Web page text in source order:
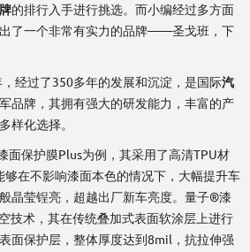
的排行入手进行挑选。而小编经过多方面
了一个非常有实力的品牌——圣戈班，下
过了350多年的发展和沉淀，是国际汽
品牌，其拥有强大的研发能力，丰富的产
样化选择。
保护膜Plus为例，其采用了高清TPU材
够在不影响漆面本色的情况下，大幅提升车
晶莹锃亮，超越出厂新车亮度。量子®漆
技术，其在传统叠加式表面软涂层上进行
面保护层，整体厚度达到8mil，抗拉伸强